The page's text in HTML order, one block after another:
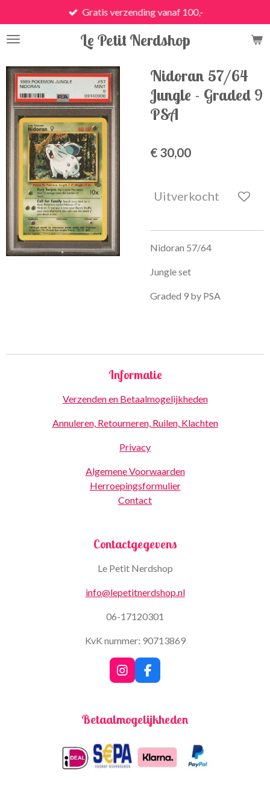
direct
naar
hoofdinhoud
Le Petit Nerdshop
Gratis verzending vanaf 100,-
Nidoran 57/64
Jungle - Graded 9
PSA
€ 30,00
Uitverkocht
Nidoran 57/64
Jungle set
Graded 9 by PSA
Informatie
Verzenden en Betaalmogelijkheden
Annuleren, Retourneren, Ruilen, Klachten
Privacy
Algemene Voorwaarden
Herroepingsformulier
Contact
Contactgegevens
Le Petit Nerdshop
info@lepetitnerdshop.nl
06-17120301
KvK nummer: 90713869
I
n
a
r
a
m
F
a
b
k
Betaalmogelijkheden